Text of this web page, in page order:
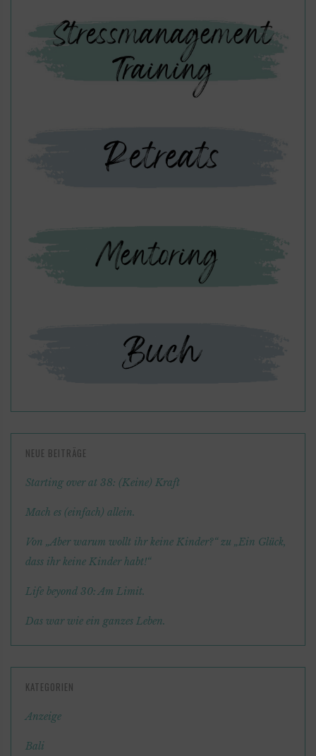
NEUE BEITRÄGE
Starting over at 38: (Keine) Kraft
Mach es (einfach) allein.
Von „Aber warum wollt ihr keine Kinder?“ zu „Ein Glück,
dass ihr keine Kinder habt!“
Life beyond 30: Am Limit.
Das war wie ein ganzes Leben.
KATEGORIEN
Anzeige
Bali